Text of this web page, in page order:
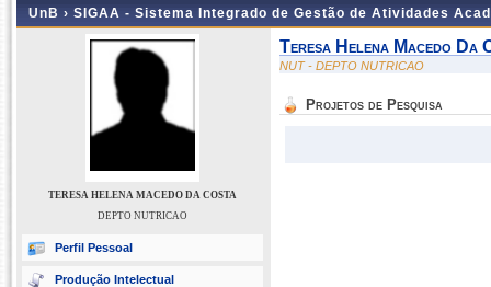
UnB › SIGAA - Sistema Integrado de Gestão de Atividades
TERESA HELENA MACEDO DA COSTA
DEPTO NUTRICAO
Perfil Pessoal
Produção Intelectual
Teresa Helena Macedo Da
NUT - DEPTO NUTRICAO
Projetos de Pesquisa